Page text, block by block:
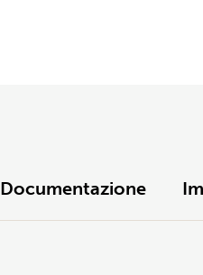
Documentazione